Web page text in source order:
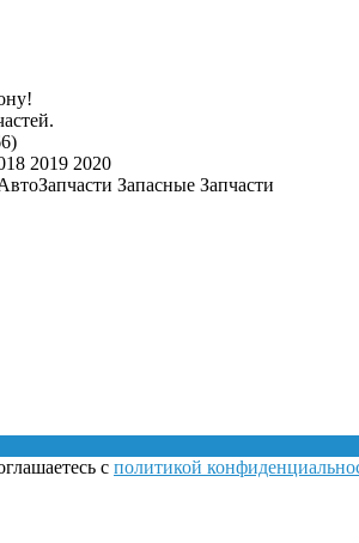
2019 2020
Запасные Запчасти
с политикой